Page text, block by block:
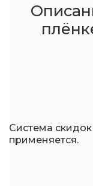
Система
применяется.